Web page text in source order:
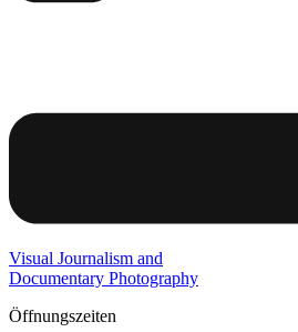
Visual Journalism and
Documentary Photography
Öffnungszeiten